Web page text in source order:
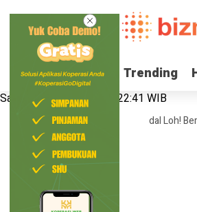
Trending
Trending
Sabtu, 8 Agustus 2026 | 22:41 WIB
Online Shop Tanpa Modal Loh! Berikut